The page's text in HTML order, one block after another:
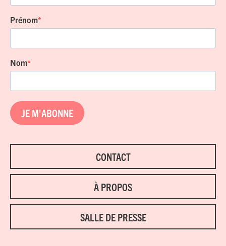
Prénom
Nom
JE M'ABONNE
CONTACT
À PROPOS
SALLE DE PRESSE